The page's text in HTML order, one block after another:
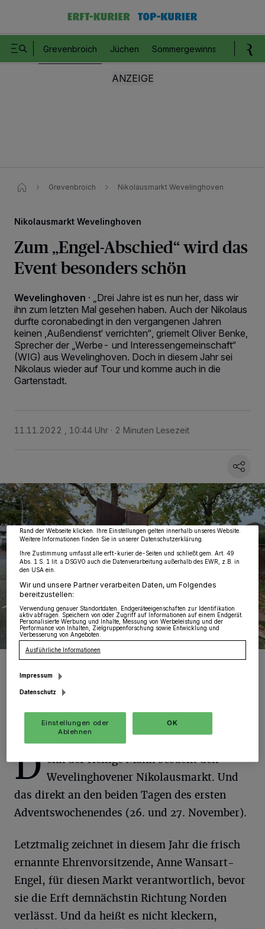
Grevenbroich Jüchen Sommergewinnspiel
Grevenbroich Nikolausmarkt Wevelinghoven​
Nikolausmarkt Wevelinghoven
Zum „Engel-Abschied“ wird das
Event besonders schön
Wevelinghoven · „Drei Jahre ist es nun her, dass wir
ihn zum letzten Mal gesehen haben. Auch der Nikolaus
durfte coronabedingt in den vergangenen Jahren
keinen ,Außendienst‘ verrichten“, griemelt Oliver Benke,
Sprecher der „Werbe- und Interessengemeinschaft“
(WIG) aus Wevelinghoven. Doch in diesem Jahr sei
Nikolaus wieder auf Tour und komme auch in die
Gartenstadt.
11.11.2022 , 10:44 Uhr 2 Minuten Lesezeit
Viele fleißige Helfer beteiligten sich in dieser Woche am
D enn der Heilige Mann besucht den
Wevelinghovener Nikolausmarkt. Und
das direkt an den beiden Tagen des ersten
Adventswochenendes (26. und 27. November).
Letztmalig zeichnet in diesem Jahr die frisch
ernannte Ehrenvorsitzende, Anne Wansart-
Engel, für diesen Markt verantwortlich, bevor
sie die Erft demnächstin Richtung Norden
verlässt. Und da heißt es nicht kleckern,
-Partner speichern und greifen auf personenbezogene Daten
wie Browserdaten oder eindeutige Kennungen auf Ihrem Gerät zu. Durch Auswahl
Partner verarbeiten Daten, um Ihnen Dienste bereitzustellen“ aufgeführten
Zwecke. Wenn Tracker deaktiviert sind, sind manche Inhalte und Anzeigen
möglicherweise nicht mehr so relevant für Sie. Sie können dieses Menü jederzeit
wieder aufrufen, um Ihre Einstellungen zu ändern oder Ihre Einwilligung zu
widerrufen, indem Sie auf den Link Einstellungen oder Ablehnen am unteren
Rand der Webseite klicken. Ihre Einstellungen gelten innerhalb unseres Website.
Weitere Informationen finden Sie in unserer Datenschutzerklärung.
Ihre Zustimmung umfasst alle erft-kurier.de-Seiten und schließt gem. Art. 49
Abs. 1 S. 1 lit. a DSGVO auch die Datenverarbeitung außerhalb des EWR, z.B. in
den USA ein.
Wir und unsere Partner verarbeiten Daten, um Folgendes
bereitzustellen:
Verwendung genauer Standortdaten. Endgeräteeigenschaften zur Identifikation
aktiv abfragen. Speichern von oder Zugriff auf Informationen auf einem Endgerät.
Personalisierte Werbung und Inhalte, Messung von Werbeleistung und der
Performance von Inhalten, Zielgruppenforschung sowie Entwicklung und
Verbesserung von Angeboten.
Ausführliche Informationen
Impressum
Datenschutz
Einstellungen oder
Ablehnen
OK